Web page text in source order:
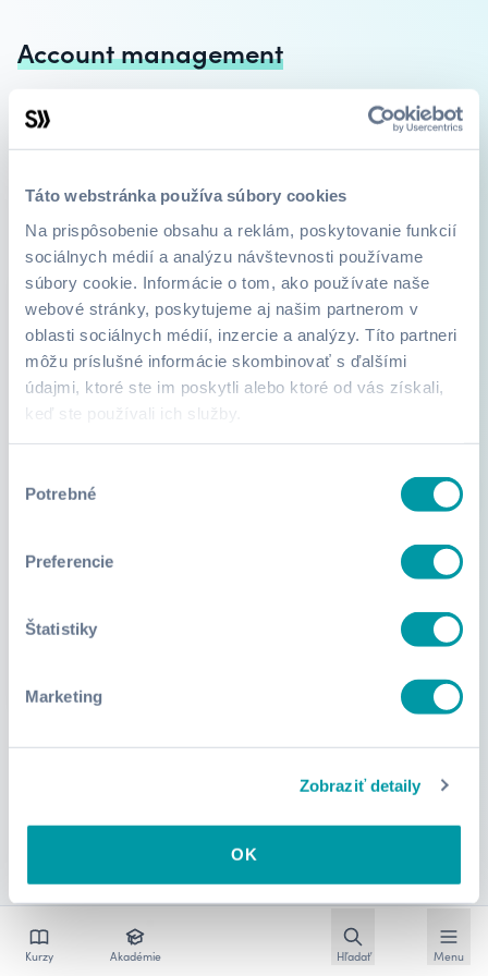
Táto webstránka používa súbory cookies
Na prispôsobenie obsahu a reklám, poskytovanie funkcií
sociálnych médií a analýzu návštevnosti používame
súbory cookie. Informácie o tom, ako používate naše
webové stránky, poskytujeme aj našim partnerom v
oblasti sociálnych médií, inzercie a analýzy. Títo partneri
môžu príslušné informácie skombinovať s ďalšími
údajmi, ktoré ste im poskytli alebo ktoré od vás získali,
keď ste používali ich služby.
súhlasu
Potrebné
Preferencie
Štatistiky
Marketing
Zobraziť detaily
OK
Account management
Trendy
Kurzy Akadémie Hľadať Menu